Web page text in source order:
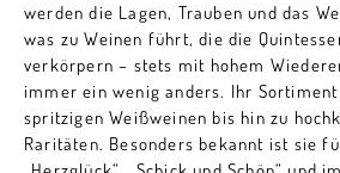
werden die Lagen, Trauben und das
was zu Weinen führt, die die
verkörpern – stets mit hohem
immer ein wenig anders. Ihr
spritzigen Weißweinen bis hin zu
Raritäten. Besonders bekannt ist sie